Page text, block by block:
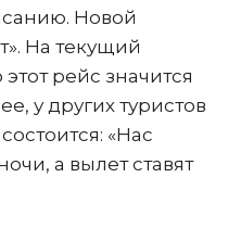
Новой
На текущий
рейс значится
у других туристов
«Нас
а вылет ставят